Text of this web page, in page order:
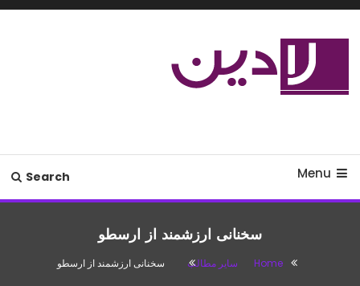
Skip
Menu
Search
سخنانی ارزشمند از ارسطو
Home سایر مطالب سخنانی ارزشمند از ارسطو